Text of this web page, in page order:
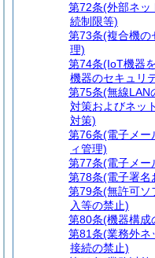
第72条(外部ネッ
続制限等)
第73条(複合機の
理)
第74条(IoT機器
機器のセキュリ
第75条(無線LAN
対策およびネッ
対策)
第76条(電子メー
ィ管理)
第77条(電子メー
第78条(電子署名
第79条(無許可ソ
入等の禁止)
第80条(機器構成
第81条(業務外ネ
接続の禁止)